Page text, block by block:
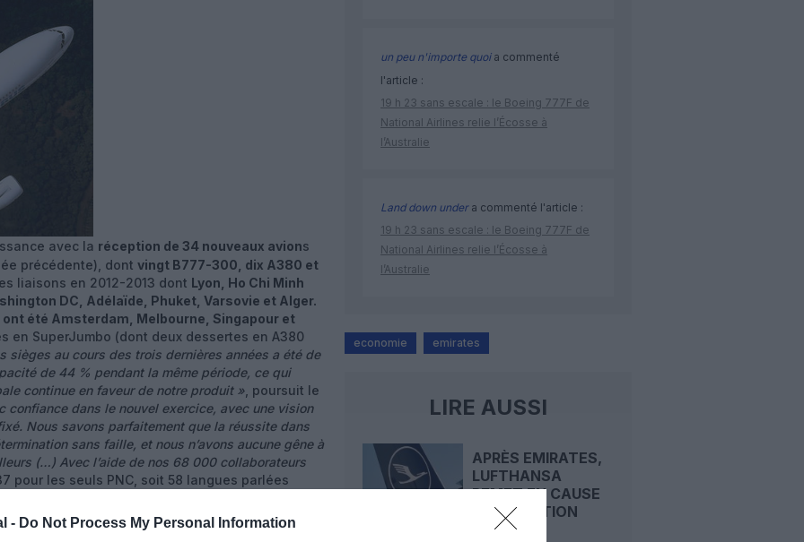
- Do Not Process My Personal Information
avec la réception de 34 nouveaux avions
précédente), dont vingt B777-300, dix A380 et
liaisons en 2012-2013 dont Lyon, Ho Chi Minh
DC, Adélaïde, Phuket, Varsovie et Alger.
ont été Amsterdam, Melbourne, Singapour et
en SuperJumbo (dont deux dessertes en A380
sièges au cours des trois dernières années a été de
de 44 % pendant la même période, ce qui
continue en faveur de notre produit » , poursuit le
confiance dans le nouvel exercice, avec une vision
Nous savons parfaitement que la réussite dans
sans faille, et nous n’avons aucune gêne à
(…) Avec l’aide de nos 68 000 collaborateurs
pour les seuls PNC, soit 58 langues parlées
majeure, il ne fait guère de doute que le
que le précédent. » Les prochaines
2014 sont
Haneda
un peu n'importe quoia commenté
l'article :
19 h 23 sans escale : le Boeing 777F de
National Airlines relie l’Écosse à
l’Australie
Land down undera commenté l'article :
19 h 23 sans escale : le Boeing 777F de
National Airlines relie l’Écosse à
l’Australie
economie emirates
LIRE AUSSI
APRÈS EMIRATES,
LUFTHANSA
REMET EN CAUSE
LA RÉCEPTION
DE...